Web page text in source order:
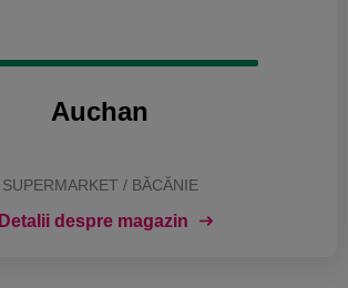
Auchan
SUPERMARKET / BĂCĂNIE
Detalii despre magazin